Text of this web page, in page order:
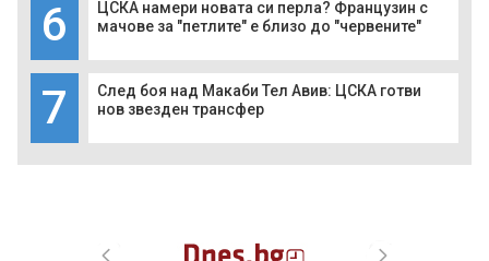
6
ЦСКА намери новата си перла? Французин с
мачове за "петлите" е близо до "червените"
7
След боя над Макаби Тел Авив: ЦСКА готви
нов звезден трансфер